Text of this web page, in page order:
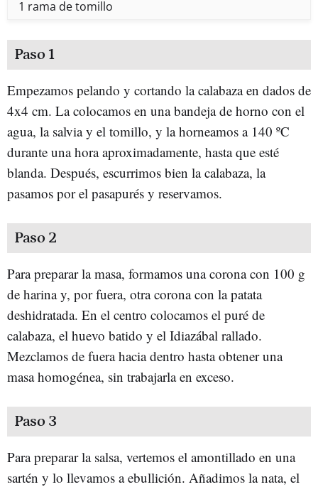
1 rama de tomillo
Paso 1
Empezamos pelando y cortando la calabaza en dados de
4x4 cm. La colocamos en una bandeja de horno con el
agua, la salvia y el tomillo, y la horneamos a 140 ºC
durante una hora aproximadamente, hasta que esté
blanda. Después, escurrimos bien la calabaza, la
pasamos por el pasapurés y reservamos.
Paso 2
Para preparar la masa, formamos una corona con 100 g
de harina y, por fuera, otra corona con la patata
deshidratada. En el centro colocamos el puré de
calabaza, el huevo batido y el Idiazábal rallado.
Mezclamos de fuera hacia dentro hasta obtener una
masa homogénea, sin trabajarla en exceso.
Paso 3
Para preparar la salsa, vertemos el amontillado en una
sartén y lo llevamos a ebullición. Añadimos la nata, el